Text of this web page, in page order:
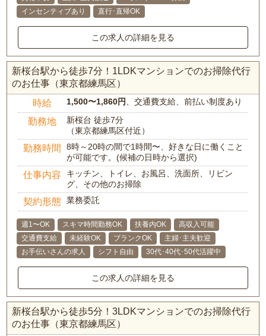
インセンティブあり
直行･直帰OK
この求人の詳細を見る
新桜台駅から徒歩7分！1LDKマンションでのお掃除代行
のお仕事（東京都練馬区）
時給 1,500〜1,860円 、交通費支給、前払い制度あり
勤務地
新桜台 徒歩7分
（東京都練馬区付近）
勤務時間
8時～20時の間で1時間〜、好きな日に働くこと
が可能です。(候補の日時から選択)
仕事内容
キッチン、トイレ、お風呂、洗面所、リビン
グ、その他のお掃除
契約形態 業務委託
週1〜OK スキマ時間勤務OK 扶養内OK
高収入可能
交通費支給
未経験OK ブランクOK
主婦･主夫歓迎
お手伝いさんの求人
シフト自由 30代･40代･50代活躍中
この求人の詳細を見る
新桜台駅から徒歩5分！3LDKマンションでのお掃除代行
のお仕事（東京都練馬区）